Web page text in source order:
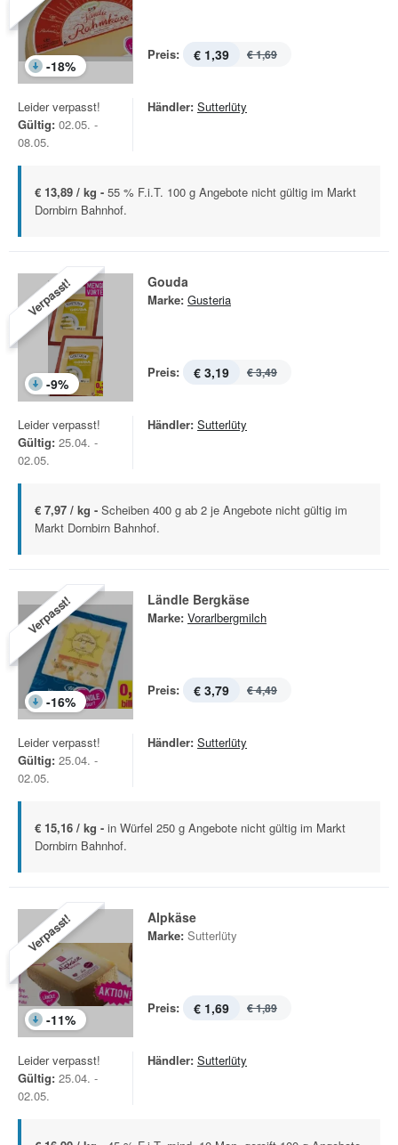
-18%
Preis: € 1,39 € 1,69
Leider verpasst!
Gültig: 02.05. -
08.05.
Händler: Sutterlüty
€ 13,89 / kg - 55 % F.i.T. 100 g Angebote nicht gültig im Markt
Dornbirn Bahnhof.
Verpasst!
-9%
Gouda
Marke: Gusteria
Preis: € 3,19 € 3,49
Leider verpasst!
Gültig: 25.04. -
02.05.
Händler: Sutterlüty
€ 7,97 / kg - Scheiben 400 g ab 2 je Angebote nicht gültig im
Markt Dornbirn Bahnhof.
Verpasst!
-16%
Ländle Bergkäse
Marke: Vorarlbergmilch
Preis: € 3,79 € 4,49
Leider verpasst!
Gültig: 25.04. -
02.05.
Händler: Sutterlüty
€ 15,16 / kg - in Würfel 250 g Angebote nicht gültig im Markt
Dornbirn Bahnhof.
Verpasst!
-11%
Alpkäse
Marke: Sutterlüty
Preis: € 1,69 € 1,89
Leider verpasst!
Gültig: 25.04. -
02.05.
Händler: Sutterlüty